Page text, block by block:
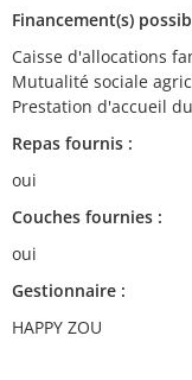
Financement(s)
Caisse d'allocations
Mutualité sociale
Prestation d'accueil
Repas fournis :
oui
Couches fournies :
oui
Gestionnaire :
HAPPY ZOU